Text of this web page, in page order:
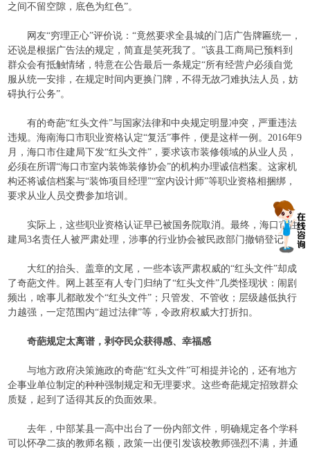
之间不留空隙，底色为红色”。
网友“穷理正心”评价说：“竟然要求全县城的门店广告牌匾统一，
还说是根据广告法的规定，简直是笑死我了。”该县工商局已预料到
群众会有抵触情绪，特意在公告最后一条规定“所有经营户必须自觉
服从统一安排，在规定时间内更换门牌，不得无故刁难执法人员，妨
碍执行公务”。
有的奇葩“红头文件”与国家法律和中央规定明显冲突，严重违法
违规。海南海口市职业资格认定“复活”事件，便是这样一例。2016年9
月，海口市住建局下发“红头文件”，要求该市装修领域的从业人员，
必须在所谓“海口市室内装饰装修协会”的机构办理诚信档案。这家机
构还将诚信档案与“装饰项目经理”“室内设计师”等职业资格相捆绑，
要求从业人员交费参加培训。
实际上，这些职业资格认证早已被国务院取消。最终，海口市住
建局3名责任人被严肃处理，涉事的行业协会被民政部门撤销登记。
大红的抬头、盖章的文尾，一些本该严肃权威的“红头文件”却成
了奇葩文件。网上甚至有人专门归纳了“红头文件”几类怪现状：闹剧
频出，啥事儿都敢发个“红头文件”；只管发、不管收；层级越低执行
力越强，一定范围内“超过法律”等，令政府权威大打折扣。
奇葩规定太离谱，剥夺民众获得感、幸福感
与地方政府决策施政的奇葩“红头文件”可相提并论的，还有地方
企事业单位制定的种种强制规定和无理要求。这些奇葩规定招致群众
质疑，起到了适得其反的负面效果。
去年，中部某县一高中出台了一份内部文件，明确规定各个学科
可以怀孕二孩的教师名额，政策一出便引发该校教师强烈不满，并通